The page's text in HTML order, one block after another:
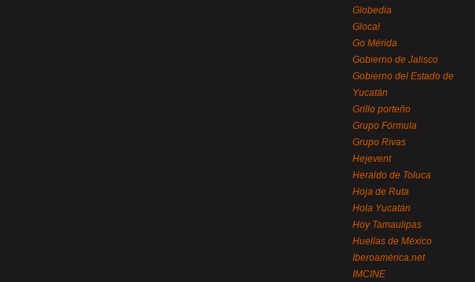
Globedia
Glocal
Go Mérida
Gobierno de Jalisco
Gobierno del Estado de
Yucatán
Grillo porteño
Grupo Fórmula
Grupo Rivas
Hejevent
Heraldo de Toluca
Hoja de Ruta
Hola Yucatán
Hoy Tamaulipas
Huellas de México
Iberoamérica.net
IMCINE